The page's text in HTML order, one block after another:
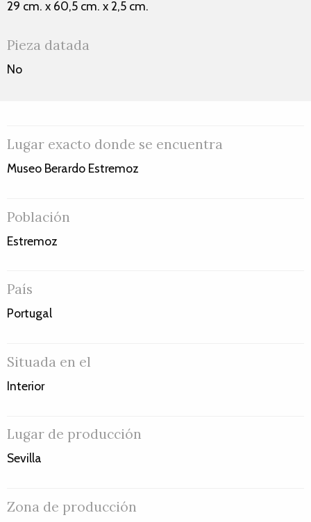
29 cm. x 60,5 cm. x 2,5 cm.
Pieza datada
No
Lugar exacto donde se encuentra
Museo Berardo Estremoz
Población
Estremoz
País
Portugal
Situada en el
Interior
Lugar de producción
Sevilla
Zona de producción